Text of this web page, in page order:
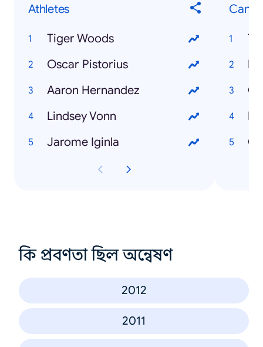
Athletes
Tiger Woods
Oscar Pistorius
Aaron Hernandez
Lindsey Vonn
Jarome Iginla
কি প্রবণতা ছিল অন্বেষণ
2012
2011